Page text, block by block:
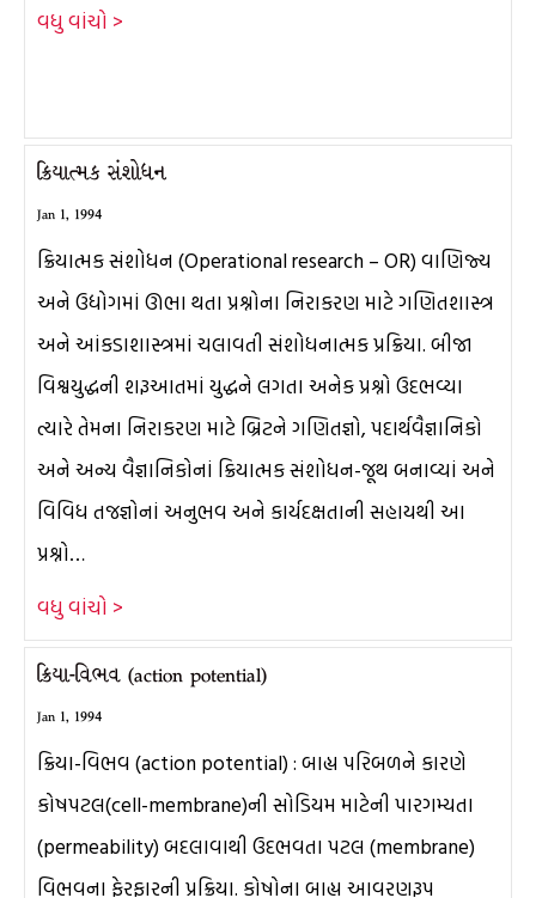
વધુ વાંચો >
ક્રિયાત્મક સંશોધન
Jan 1, 1994
ક્રિયાત્મક સંશોધન (Operational research – OR) વાણિજ્ય
અને ઉદ્યોગમાં ઊભા થતા પ્રશ્નોના નિરાકરણ માટે ગણિતશાસ્ત્ર
અને આંકડાશાસ્ત્રમાં ચલાવતી સંશોધનાત્મક પ્રક્રિયા. બીજા
વિશ્વયુદ્ધની શરૂઆતમાં યુદ્ધને લગતા અનેક પ્રશ્નો ઉદભવ્યા
ત્યારે તેમના નિરાકરણ માટે બ્રિટને ગણિતજ્ઞો, પદાર્થવૈજ્ઞાનિકો
અને અન્ય વૈજ્ઞાનિકોનાં ક્રિયાત્મક સંશોધન-જૂથ બનાવ્યાં અને
વિવિધ તજજ્ઞોનાં અનુભવ અને કાર્યદક્ષતાની સહાયથી આ
પ્રશ્નો…
વધુ વાંચો >
ક્રિયા-વિભવ (action potential)
Jan 1, 1994
ક્રિયા-વિભવ (action potential) : બાહ્ય પરિબળને કારણે
કોષપટલ(cell-membrane)ની સોડિયમ માટેની પારગમ્યતા
(permeability) બદલાવાથી ઉદભવતા પટલ (membrane)
વિભવના ફેરફારની પ્રક્રિયા. કોષોના બાહ્ય આવરણરૂપ